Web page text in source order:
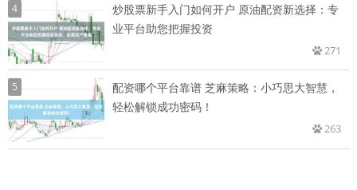
4
炒股票新手入门如何开户 原油配资新选择：专
业平台助您把握投资
271
5
配资哪个平台靠谱 芝麻策略：小巧思大智慧，
轻松解锁成功密码！
263